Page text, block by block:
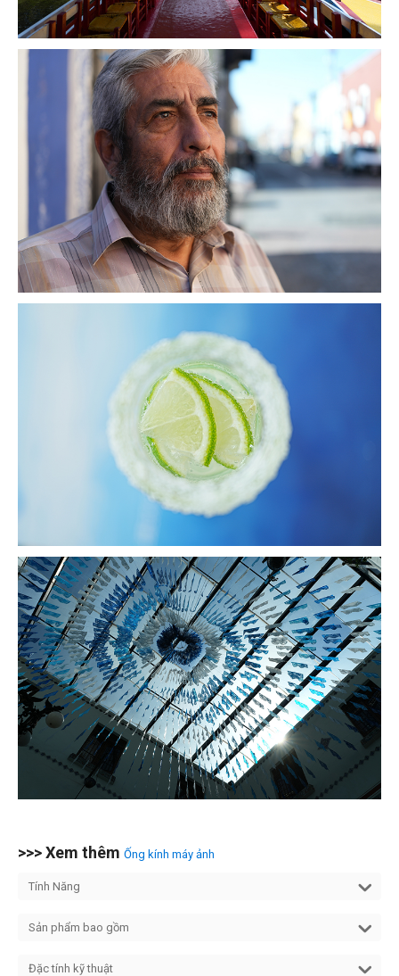
>>> Xem thêm Ống kính máy ảnh
Tính Năng
Sản phẩm bao gồm
Đặc tính kỹ thuật